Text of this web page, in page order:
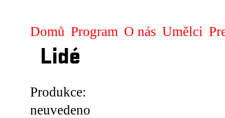
Domů Program O nás Umělci
Lidé
Produkce:
neuvedeno